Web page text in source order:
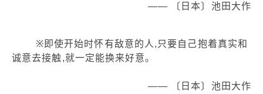
—— 〔日本〕池田大作
※即使开始时怀有敌意的人,只要自己抱着真实和
诚意去接触,就一定能换来好意。
—— 〔日本〕池田大作